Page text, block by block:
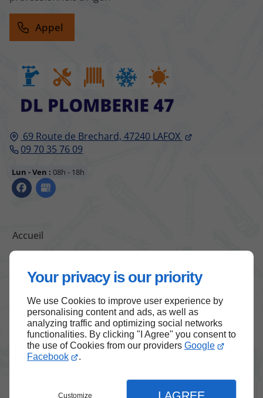
Your privacy is our priority
We use Cookies to improve user experience by
personalising content and ads, as well as
analyzing traffic and optimizing social networks
functionalities. By clicking "I Agree" you consent to
the use of Cookies from our providers Google
Facebook
.
Customize
69 Route de Brechard, 47240 LAFOX
09 70 35 76 09
Lun - Ven : 08h - 18h
Accueil
Contactez-moi
Mentions légales
Appel
Haut de page